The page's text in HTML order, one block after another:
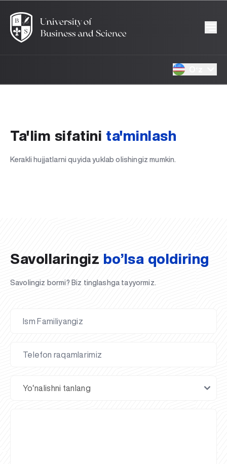
Ta'lim sifatini ta'minlash
Kerakli hujjatlarni quyida yuklab olishingiz mumkin.
Savollaringiz bo’lsa qoldiring
Savolingiz bormi? Biz tinglashga tayyormiz.